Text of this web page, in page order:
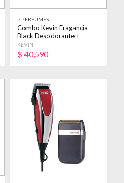
> PERFUMES
Combo Kevin Fragancia
Black Desodorante +
Perfume Hombre
KEVIN
$ 40,590